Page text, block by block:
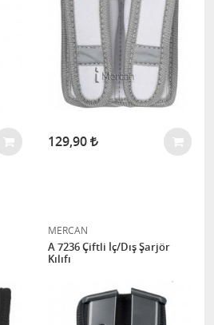
129,90
MERCAN
A 7236 Çiftli İç/Dış Şarjör
Kılıfı